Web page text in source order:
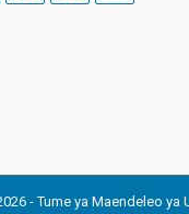
- Tume ya Maendeleo ya